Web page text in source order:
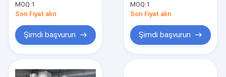
Hızlı Dolgu
MOQ:1
Son Fiyat alın
Şimdi başvurun
Mikserleri
MOQ:1
Son Fiyat alın
Şimdi başvurun